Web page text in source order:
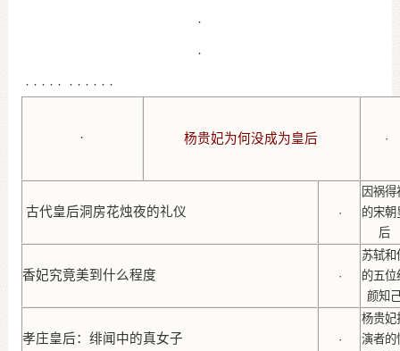
·
·
· · · · · · · · · · ·
· 杨贵妃为何没成为皇后 ·
古代皇后洞房花烛夜的礼仪 ·
因祸得
的宋朝
后
香妃究竟美到什么程度 ·
苏轼和
的五位
颜知
孝庄皇后：绯闻中的真女子 ·
杨贵妃
演者的